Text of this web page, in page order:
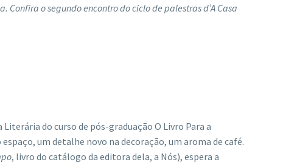
o segundo encontro do ciclo de palestras d’A Casa
do curso de pós-graduação O Livro Para a
um detalhe novo na decoração, um aroma de café.
, livro do catálogo da editora dela, a Nós), espera a